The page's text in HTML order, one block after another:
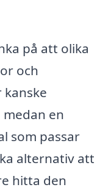
på att olika
och
kanske
en
som passar
alternativ att
hitta den